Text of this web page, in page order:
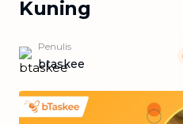
Kuning
Penulis
btaskee